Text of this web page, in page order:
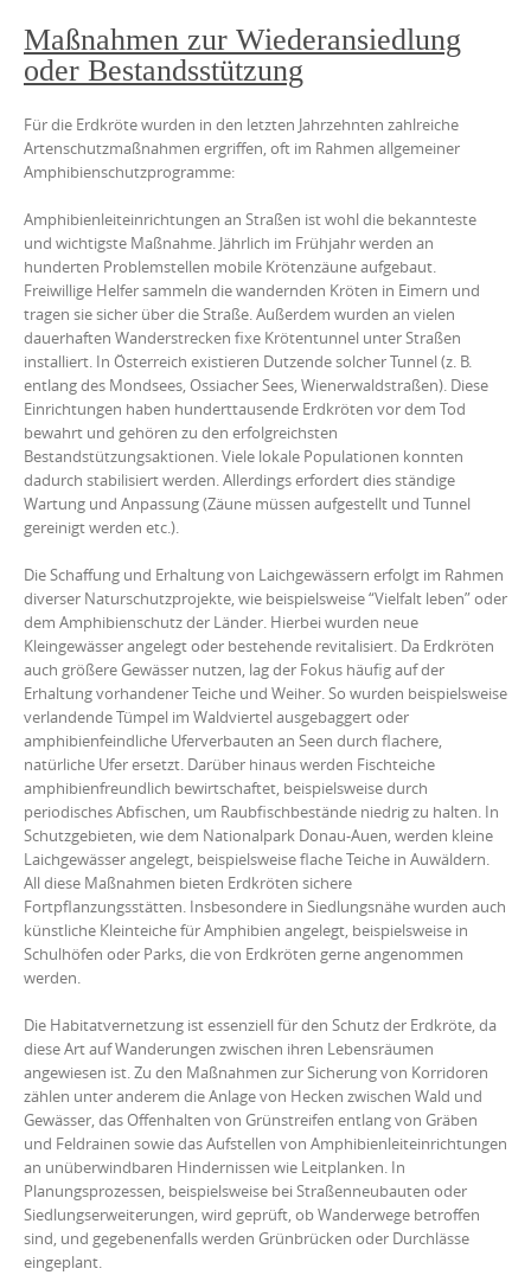
Maßnahmen zur Wiederansiedlung
oder Bestandsstützung
Für die Erdkröte wurden in den letzten Jahrzehnten zahlreiche
Artenschutzmaßnahmen ergriffen, oft im Rahmen allgemeiner
Amphibienschutzprogramme:
Amphibienleiteinrichtungen an Straßen ist wohl die bekannteste
und wichtigste Maßnahme. Jährlich im Frühjahr werden an
hunderten Problemstellen mobile Krötenzäune aufgebaut.
Freiwillige Helfer sammeln die wandernden Kröten in Eimern und
tragen sie sicher über die Straße. Außerdem wurden an vielen
dauerhaften Wanderstrecken fixe Krötentunnel unter Straßen
installiert. In Österreich existieren Dutzende solcher Tunnel (z. B.
entlang des Mondsees, Ossiacher Sees, Wienerwaldstraßen). Diese
Einrichtungen haben hunderttausende Erdkröten vor dem Tod
bewahrt und gehören zu den erfolgreichsten
Bestandstützungsaktionen. Viele lokale Populationen konnten
dadurch stabilisiert werden. Allerdings erfordert dies ständige
Wartung und Anpassung (Zäune müssen aufgestellt und Tunnel
gereinigt werden etc.).
Die Schaffung und Erhaltung von Laichgewässern erfolgt im Rahmen
diverser Naturschutzprojekte, wie beispielsweise “Vielfalt leben” oder
dem Amphibienschutz der Länder. Hierbei wurden neue
Kleingewässer angelegt oder bestehende revitalisiert. Da Erdkröten
auch größere Gewässer nutzen, lag der Fokus häufig auf der
Erhaltung vorhandener Teiche und Weiher. So wurden beispielsweise
verlandende Tümpel im Waldviertel ausgebaggert oder
amphibienfeindliche Uferverbauten an Seen durch flachere,
natürliche Ufer ersetzt. Darüber hinaus werden Fischteiche
amphibienfreundlich bewirtschaftet, beispielsweise durch
periodisches Abfischen, um Raubfischbestände niedrig zu halten. In
Schutzgebieten, wie dem Nationalpark Donau-Auen, werden kleine
Laichgewässer angelegt, beispielsweise flache Teiche in Auwäldern.
All diese Maßnahmen bieten Erdkröten sichere
Fortpflanzungsstätten. Insbesondere in Siedlungsnähe wurden auch
künstliche Kleinteiche für Amphibien angelegt, beispielsweise in
Schulhöfen oder Parks, die von Erdkröten gerne angenommen
werden.
Die Habitatvernetzung ist essenziell für den Schutz der Erdkröte, da
diese Art auf Wanderungen zwischen ihren Lebensräumen
angewiesen ist. Zu den Maßnahmen zur Sicherung von Korridoren
zählen unter anderem die Anlage von Hecken zwischen Wald und
Gewässer, das Offenhalten von Grünstreifen entlang von Gräben
und Feldrainen sowie das Aufstellen von Amphibienleiteinrichtungen
an unüberwindbaren Hindernissen wie Leitplanken. In
Planungsprozessen, beispielsweise bei Straßenneubauten oder
Siedlungserweiterungen, wird geprüft, ob Wanderwege betroffen
sind, und gegebenenfalls werden Grünbrücken oder Durchlässe
eingeplant.